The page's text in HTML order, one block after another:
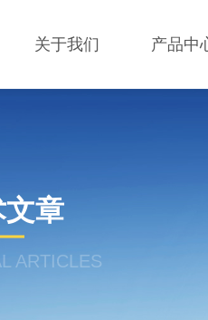
关于我们 产品中
章
ARTICLES